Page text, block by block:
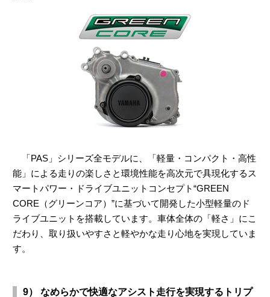
「PAS」シリーズ全モデルに、「軽量・コンパクト・高性
能」による走りの楽しさと環境性能を高次元で具現化するス
マートパワー・ドライブユニットコンセプト“GREEN
CORE（グリーンコア）”に基づいて開発した小型軽量のド
ライブユニットを搭載しています。車体全体の「軽さ」にこ
だわり、取り扱いやすさと軽やかな走り心地を実現していま
す。
9） なめらかで快適なアシスト走行を実現するトリプ